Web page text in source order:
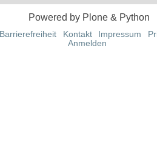
Powered by Plone & Python
Barrierefreiheit Kontakt Impressum
Anmelden